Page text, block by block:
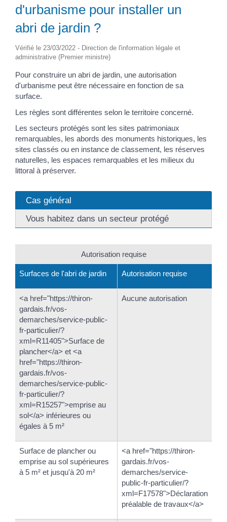
d'urbanisme pour installer un
abri de jardin ?
Vérifié le 23/03/2022 - Direction de l'information légale et
administrative (Premier ministre)
Pour construire un abri de jardin, une autorisation
d'urbanisme peut être nécessaire en fonction de sa
surface.
Les règles sont différentes selon le territoire concerné.
Les secteurs protégés sont les sites patrimoniaux
remarquables, les abords des monuments historiques, les
sites classés ou en instance de classement, les réserves
naturelles, les espaces remarquables et les milieux du
littoral à préserver.
Cas général
Vous habitez dans un secteur protégé
Autorisation requise
Surfaces de l'abri de jardin Autorisation requise
<a href="https://thiron-
gardais.fr/vos-
demarches/service-public-
fr-particulier/?
xml=R11405">Surface de
plancher</a> et <a
href="https://thiron-
gardais.fr/vos-
demarches/service-public-
fr-particulier/?
xml=R15257">emprise au
sol</a> inférieures ou
égales à 5 m²
Aucune autorisation
Surface de plancher ou
emprise au sol supérieures
à 5 m² et jusqu'à 20 m²
<a href="https://thiron-
gardais.fr/vos-
demarches/service-
public-fr-particulier/?
xml=F17578">Déclaration
préalable de travaux</a>